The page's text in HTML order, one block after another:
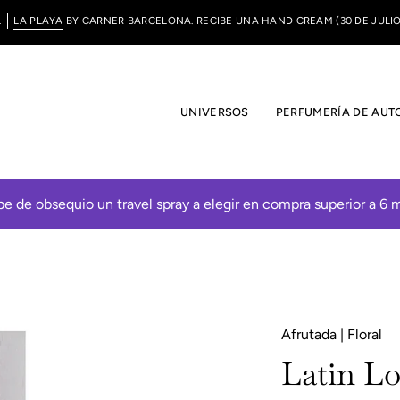
LA PLAYA BY CARNER BARCELONA. RECIBE UNA HAND CREAM (30 DE
UNIVERSOS PERFUMERÍA DE
de obsequio un travel spray a elegir en compra superior a 6
Afrutada | Floral
Latin